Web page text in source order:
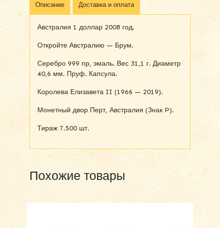
Описание Доставка и оплата
Австралия 1 доллар 2008 год.
Откройте Австралию — Брум.
Серебро 999 пр, эмаль. Вес 31,1 г. Диаметр
40,6 мм. Пруф. Капсула.
Королева Елизавета II (1966 — 2019).
Монетный двор Перт, Австралия (Знак P).
Тираж 7.500 шт.
Похожие товары